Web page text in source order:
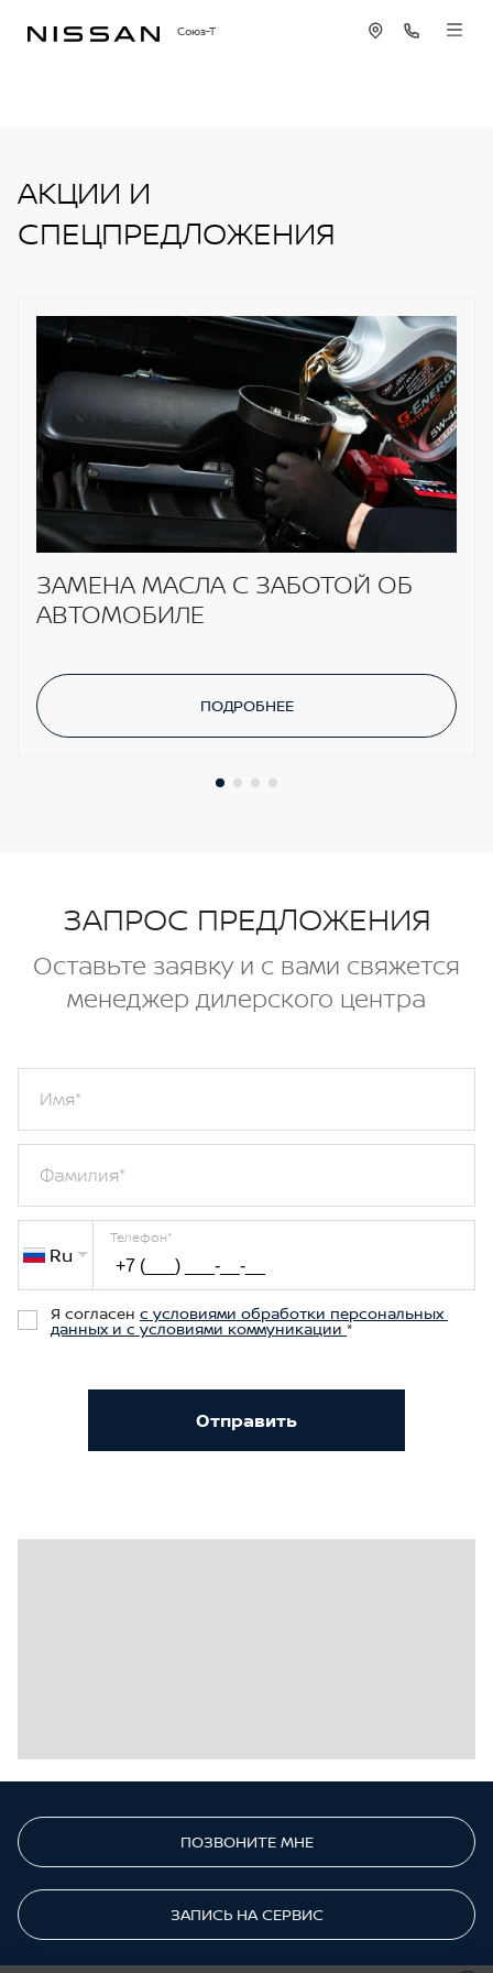
Союз-Т
АКЦИИ И
СПЕЦПРЕДЛОЖЕНИЯ
ЗАМЕНА МАСЛА С ЗАБОТОЙ ОБ
АВТОМОБИЛЕ
ПОДРОБНЕЕ
ЗАПРОС ПРЕДЛОЖЕНИЯ
Оставьте заявку и с вами свяжется
менеджер дилерского центра
Имя*
Фамилия*
Ru
Телефон*
Я согласен с условиями обработки персональных
данных и с условиями коммуникации *
Отправить
ПОЗВОНИТЕ МНЕ
ЗАПИСЬ НА СЕРВИС